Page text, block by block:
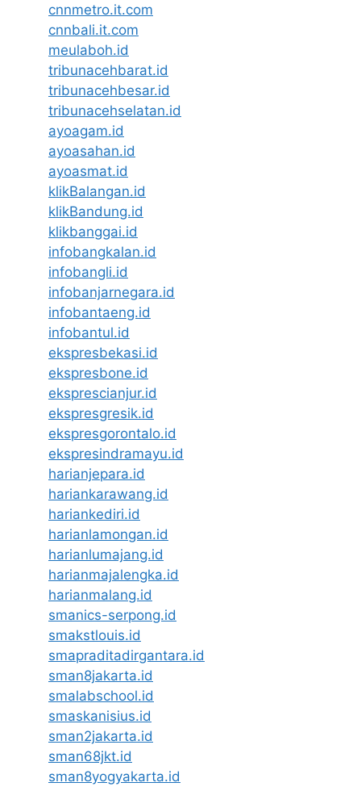
cnnmetro.it.com
cnnbali.it.com
meulaboh.id
tribunacehbarat.id
tribunacehbesar.id
tribunacehselatan.id
ayoagam.id
ayoasahan.id
ayoasmat.id
klikBalangan.id
klikBandung.id
klikbanggai.id
infobangkalan.id
infobangli.id
infobanjarnegara.id
infobantaeng.id
infobantul.id
ekspresbekasi.id
ekspresbone.id
eksprescianjur.id
ekspresgresik.id
ekspresgorontalo.id
ekspresindramayu.id
harianjepara.id
hariankarawang.id
hariankediri.id
harianlamongan.id
harianlumajang.id
harianmajalengka.id
harianmalang.id
smanics-serpong.id
smakstlouis.id
smapraditadirgantara.id
sman8jakarta.id
smalabschool.id
smaskanisius.id
sman2jakarta.id
sman68jkt.id
sman8yogyakarta.id